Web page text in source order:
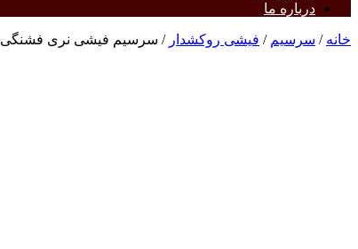
درباره ما
خانه / سرسیم / فیشی روکشدار / سرسیم فیشی نری فشنگی 1.5